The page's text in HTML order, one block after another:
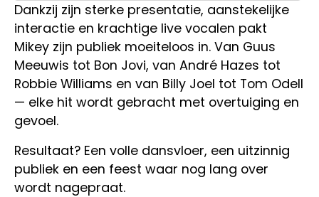
Dankzij zijn sterke presentatie, aanstekelijke
interactie en krachtige live vocalen pakt
Mikey zijn publiek moeiteloos in. Van Guus
Meeuwis tot Bon Jovi, van André Hazes tot
Robbie Williams en van Billy Joel tot Tom Odell
— elke hit wordt gebracht met overtuiging en
gevoel.
Resultaat? Een volle dansvloer, een uitzinnig
publiek en een feest waar nog lang over
wordt nagepraat.